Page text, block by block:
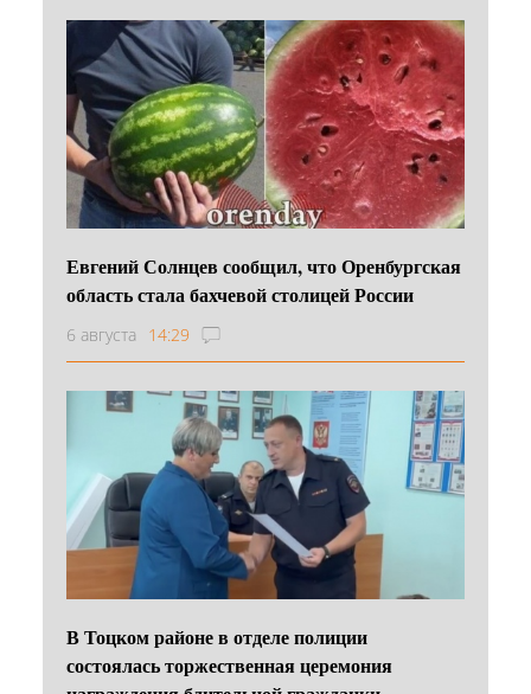
Евгений Солнцев сообщил, что Оренбургская
область стала бахчевой столицей России
6 августа 14:29
В Тоцком районе в отделе полиции
состоялась торжественная церемония